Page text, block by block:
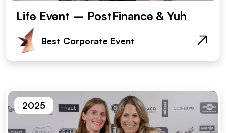
Life Event – PostFinance & Yuh
Best Corporate Event
2025